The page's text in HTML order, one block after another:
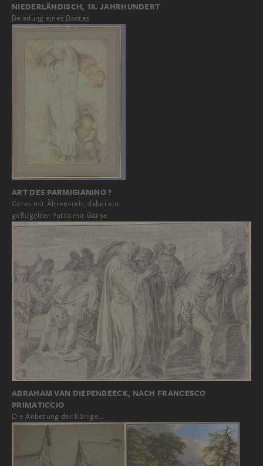
NIEDERLÄNDISCH, 18. JAHRHUNDERT
Beladung eines Bootes
ART DES PARMIGIANINO ?
Ceres mit Ährenkorb, dabei ein
geflügelter Putto mit Garbe
ABRAHAM VAN DIEPENBEECK, NACH FRANCESCO
PRIMATICCIO
Die Anbetung der Könige…